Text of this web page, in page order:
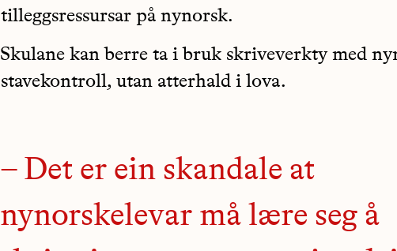
tilleggsressursar på nynorsk.
Skulane kan berre ta i bruk skriveverkty med
stavekontroll, utan atterhald i lova.
– Det er ein skandale at
nynorskelevar må lære seg å